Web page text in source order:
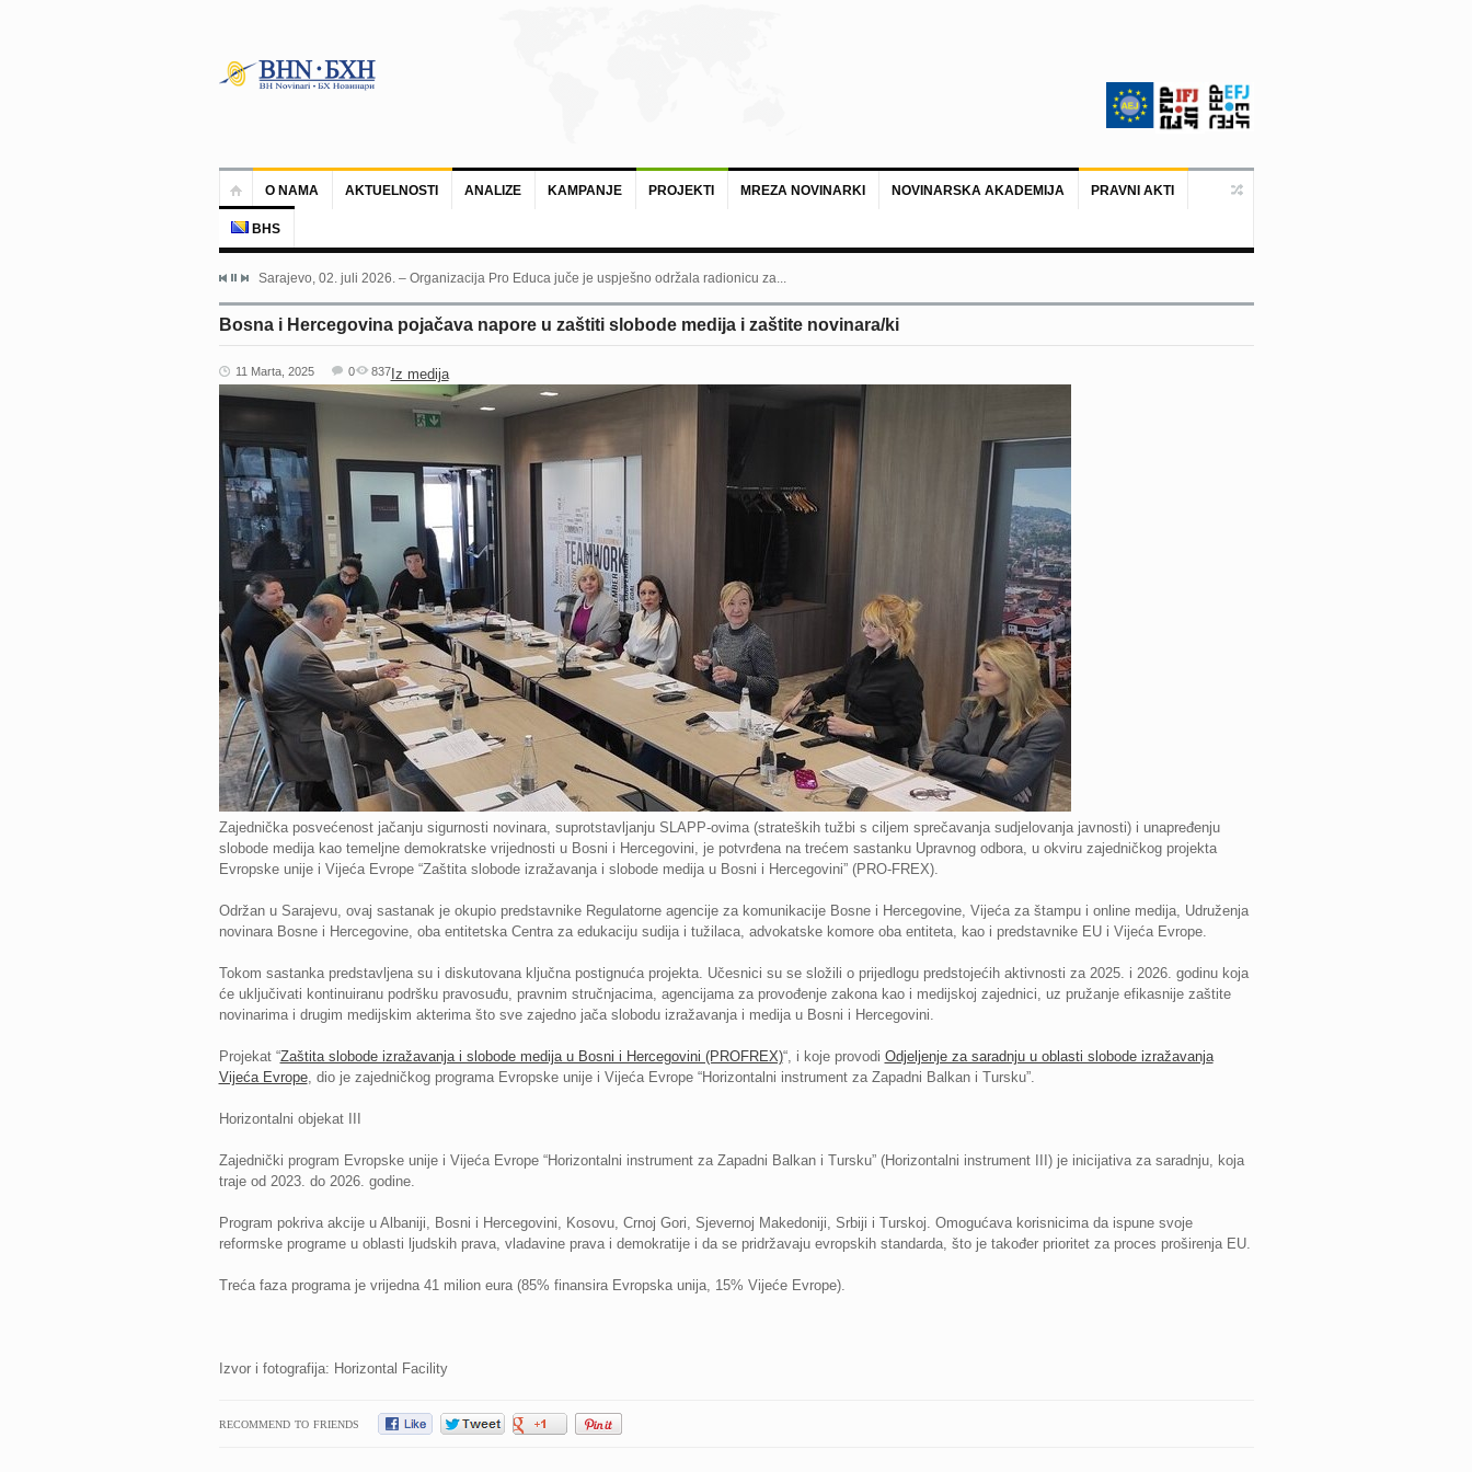
O NAMA AKTUELNOSTI ANALIZE KAMPANJE PROJEKTI MREZA NOVINARKI NOVINARSKA AKADEMIJA PRAVNI AKTI
BHS
Sarajevo, 02. juli 2026. – Organizacija Pro Educa juče je uspješno održala radionicu za...
Bosna i Hercegovina pojačava napore u zaštiti slobode medija i zaštite novinara/ki
11 Marta, 2025 Iz medija
0 837
Zajednička posvećenost jačanju sigurnosti novinara, suprotstavljanju SLAPP-ovima (strateških tužbi s ciljem sprečavanja sudjelovanja javnosti) i unapređenju
slobode medija kao temeljne demokratske vrijednosti u Bosni i Hercegovini, je potvrđena na trećem sastanku Upravnog odbora, u okviru zajedničkog projekta
Evropske unije i Vijeća Evrope “Zaštita slobode izražavanja i slobode medija u Bosni i Hercegovini” (PRO-FREX).
Održan u Sarajevu, ovaj sastanak je okupio predstavnike Regulatorne agencije za komunikacije Bosne i Hercegovine, Vijeća za štampu i online medija, Udruženja
novinara Bosne i Hercegovine, oba entitetska Centra za edukaciju sudija i tužilaca, advokatske komore oba entiteta, kao i predstavnike EU i Vijeća Evrope.
Tokom sastanka predstavljena su i diskutovana ključna postignuća projekta. Učesnici su se složili o prijedlogu predstojećih aktivnosti za 2025. i 2026. godinu koja
će uključivati kontinuiranu podršku pravosuđu, pravnim stručnjacima, agencijama za provođenje zakona kao i medijskoj zajednici, uz pružanje efikasnije zaštite
novinarima i drugim medijskim akterima što sve zajedno jača slobodu izražavanja i medija u Bosni i Hercegovini.
Projekat “Zaštita slobode izražavanja i slobode medija u Bosni i Hercegovini (PROFREX)“, i koje provodi Odjeljenje za saradnju u oblasti slobode izražavanja
Vijeća Evrope, dio je zajedničkog programa Evropske unije i Vijeća Evrope “Horizontalni instrument za Zapadni Balkan i Tursku”.
Horizontalni objekat III
Zajednički program Evropske unije i Vijeća Evrope “Horizontalni instrument za Zapadni Balkan i Tursku” (Horizontalni instrument III) je inicijativa za saradnju, koja
traje od 2023. do 2026. godine.
Program pokriva akcije u Albaniji, Bosni i Hercegovini, Kosovu, Crnoj Gori, Sjevernoj Makedoniji, Srbiji i Turskoj. Omogućava korisnicima da ispune svoje
reformske programe u oblasti ljudskih prava, vladavine prava i demokratije i da se pridržavaju evropskih standarda, što je također prioritet za proces proširenja EU.
Treća faza programa je vrijedna 41 milion eura (85% finansira Evropska unija, 15% Vijeće Evrope).
Izvor i fotografija: Horizontal Facility
RECOMMEND TO FRIENDS